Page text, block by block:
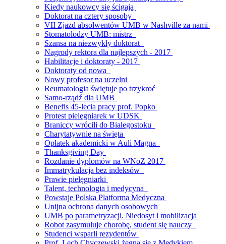
Kiedy naukowcy się ścigają
Doktorat na cztery sposoby
VII Zjazd absolwentów UMB w Nashville za nami
Stomatolodzy UMB: mistrz
Szansa na niezwykły doktorat
Nagrody rektora dla najlepszych - 2017
Habilitacje i doktoraty - 2017
Doktoraty od nowa
Nowy profesor na uczelni
Reumatologia świętuje po trzykroć
Samo-rządź dla UMB
Benefis 45-lecia pracy prof. Popko
Protest pielęgniarek w UDSK
Braniccy wrócili do Białegostoku
Charytatywnie na święta
Opłatek akademicki w Auli Magna
Thanksgiving Day
Rozdanie dyplomów na WNoZ 2017
Immatrykulacja bez indeksów
Prawie pielęgniarki
Talent, technologia i medycyna
Powstaje Polska Platforma Medyczna
Unijna ochrona danych osobowych
UMB po parametryzacji. Niedosyt i mobilizacja
Robot zasymuluje chorobę, student się nauczy
Studenci wsparli rezydentów